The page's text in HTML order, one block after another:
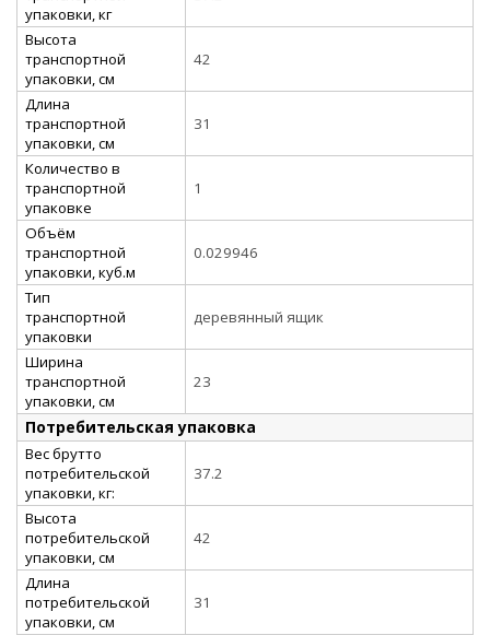
упаковки, кг
Высота
транспортной
упаковки, см
42
Длина
транспортной
упаковки, см
31
Количество в
транспортной
упаковке
1
Объём
транспортной
упаковки, куб.м
0.029946
Тип
транспортной
упаковки
деревянный ящик
Ширина
транспортной
упаковки, см
23
Потребительская упаковка
Вес брутто
потребительской
упаковки, кг:
37.2
Высота
потребительской
упаковки, см
42
Длина
потребительской
упаковки, см
31